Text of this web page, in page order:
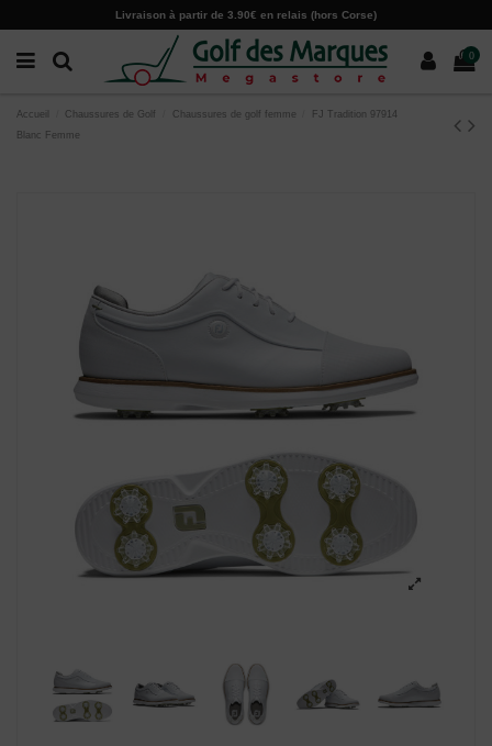
Livraison à partir de 3.90€ en relais (hors Corse)
0
Accueil Chaussures de Golf Chaussures de golf femme
FJ Tradition 97914
Blanc Femme
Paramètres des cookies